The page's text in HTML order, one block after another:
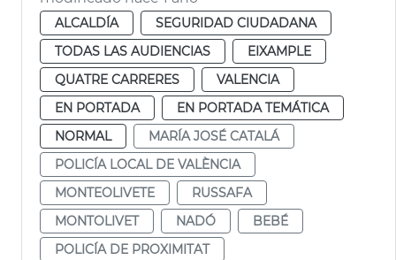
ALCALDÍA
SEGURIDAD CIUDADANA
TODAS LAS AUDIENCIAS
EIXAMPLE
QUATRE CARRERES
VALENCIA
EN PORTADA
EN PORTADA TEMÁTICA
NORMAL
MARÍA JOSÉ CATALÁ
POLICÍA LOCAL DE VALÈNCIA
MONTEOLIVETE
RUSSAFA
MONTOLIVET
NADÓ
BEBÉ
POLICÍA DE PROXIMITAT